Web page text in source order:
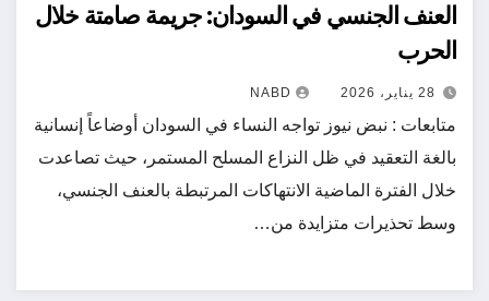
العنف الجنسي في السودان: جريمة صامتة خلال
الحرب
28 يناير، 2026 NABD
متابعات : نبض نيوز تواجه النساء في السودان أوضاعاً إنسانية
بالغة التعقيد في ظل النزاع المسلح المستمر، حيث تصاعدت
خلال الفترة الماضية الانتهاكات المرتبطة بالعنف الجنسي،
وسط تحذيرات متزايدة من…